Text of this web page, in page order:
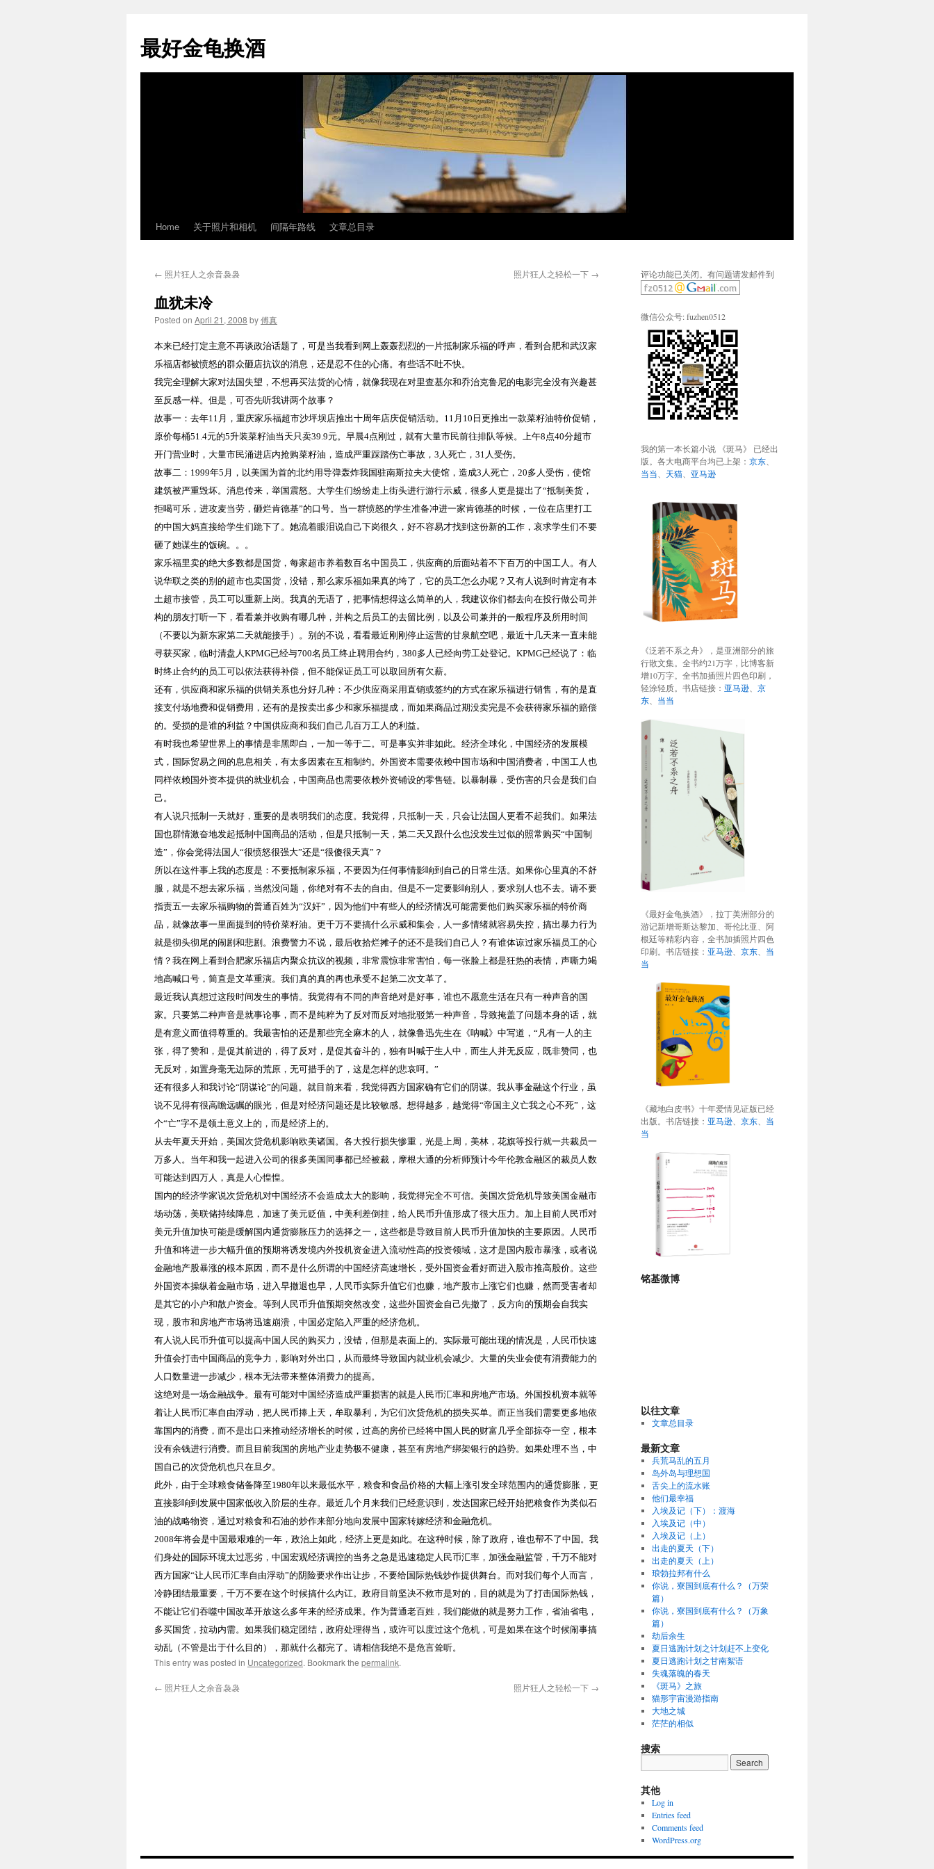
最好金龟换酒
Skip
content
Home 关于照片和相机 间隔年路线 文章总目录
← 照片狂人之余音袅袅 照片狂人之轻松一下 →
血犹未冷
Posted on April 21, 2008 by傅真
本来已经打定主意不再谈政治话题了，可是当我看到网上轰轰烈烈的一片抵制家乐福的呼声，看到合肥和武汉家
乐福店都被愤怒的群众砸店抗议的消息，还是忍不住的心痛。有些话不吐不快。
我完全理解大家对法国失望，不想再买法货的心情，就像我现在对里查基尔和乔治克鲁尼的电影完全没有兴趣甚
至反感一样。但是，可否先听我讲两个故事？
故事一：去年11 月，重庆家乐福超市沙坪坝店推出十周年店庆促销活动。 11 月 10 日更推出一款菜籽油特价促销，
原价每桶51.4元的5升装菜籽油当天只卖39.9元。早晨4点刚过，就有大量市民前往排队等候。上午8点40分超市
开门营业时，大量市民涌进店内抢购菜籽油，造成严重踩踏伤亡事故， 3 人死亡， 31 人受伤。
故事二： 1999年5 月，以美国为首的北约用导弹轰炸我国驻南斯拉夫大使馆，造成3 人死亡， 20多人受伤，使馆
建筑被严重毁坏。消息传来，举国震怒。大学生们纷纷走上街头进行游行示威，很多人更是提出了“抵制美货，
拒喝可乐，进攻麦当劳，砸烂肯德基”的口号。当一群愤怒的学生准备冲进一家肯德基的时候，一位在店里打工
的中国大妈直接给学生们跪下了。她流着眼泪说自己下岗很久，好不容易才找到这份新的工作，哀求学生们不要
砸了她谋生的饭碗。。。
家乐福里卖的绝大多数都是国货，每家超市养着数百名中国员工，供应商的后面站着不下百万的中国工人。有人
说华联之类的别的超市也卖国货，没错，那么家乐福如果真的垮了，它的员工怎么办呢？又有人说到时肯定有本
土超市接管，员工可以重新上岗。我真的无语了，把事情想得这么简单的人，我建议你们都去向在投行做公司并
构的朋友打听一下，看看兼并收购有哪几种，并构之后员工的去留比例，以及公司兼并的一般程序及所用时间
（不要以为新东家第二天就能接手）。别的不说，看看最近刚刚停止运营的甘泉航空吧，最近十几天来一直未能
寻获买家，临时清盘人KPMG已经与700名员工终止聘用合约， 380多人已经向劳工处登记。 KPMG已经说了：临
时终止合约的员工可以依法获得补偿，但不能保证员工可以取回所有欠薪。
还有，供应商和家乐福的供销关系也分好几种：不少供应商采用直销或签约的方式在家乐福进行销售，有的是直
接支付场地费和促销费用，还有的是按卖出多少和家乐福提成，而如果商品过期没卖完是不会获得家乐福的赔偿
的。受损的是谁的利益？中国供应商和我们自己几百万工人的利益。
有时我也希望世界上的事情是非黑即白，一加一等于二。可是事实并非如此。经济全球化，中国经济的发展模
式，国际贸易之间的息息相关，有太多因素在互相制约。外国资本需要依赖中国市场和中国消费者，中国工人也
同样依赖国外资本提供的就业机会，中国商品也需要依赖外资铺设的零售链。以暴制暴，受伤害的只会是我们自
己。
有人说只抵制一天就好，重要的是表明我们的态度。我觉得，只抵制一天，只会让法国人更看不起我们。如果法
国也群情激奋地发起抵制中国商品的活动，但是只抵制一天，第二天又跟什么也没发生过似的照常购买“中国制
造”，你会觉得法国人“很愤怒很强大”还是“很傻很天真”？
所以在这件事上我的态度是：不要抵制家乐福，不要因为任何事情影响到自己的日常生活。如果你心里真的不舒
服，就是不想去家乐福，当然没问题，你绝对有不去的自由。但是不一定要影响别人，要求别人也不去。请不要
指责五一去家乐福购物的普通百姓为“汉奸”，因为他们中有些人的经济情况可能需要他们购买家乐福的特价商
品，就像故事一里面提到的特价菜籽油。更千万不要搞什么示威和集会，人一多情绪就容易失控，搞出暴力行为
就是彻头彻尾的闹剧和悲剧。浪费警力不说，最后收拾烂摊子的还不是我们自己人？有谁体谅过家乐福员工的心
情？我在网上看到合肥家乐福店内聚众抗议的视频，非常震惊非常害怕，每一张脸上都是狂热的表情，声嘶力竭
地高喊口号，简直是文革重演。我们真的真的再也承受不起第二次文革了。
最近我认真想过这段时间发生的事情。我觉得有不同的声音绝对是好事，谁也不愿意生活在只有一种声音的国
家。只要第二种声音是就事论事，而不是纯粹为了反对而反对地批驳第一种声音，导致掩盖了问题本身的话，就
是有意义而值得尊重的。我最害怕的还是那些完全麻木的人，就像鲁迅先生在《呐喊》中写道，“凡有一人的主
张，得了赞和，是促其前进的，得了反对，是促其奋斗的，独有叫喊于生人中，而生人并无反应，既非赞同，也
无反对，如置身毫无边际的荒原，无可措手的了，这是怎样的悲哀呵。”
还有很多人和我讨论“阴谋论”的问题。就目前来看，我觉得西方国家确有它们的阴谋。我从事金融这个行业，虽
说不见得有很高瞻远瞩的眼光，但是对经济问题还是比较敏感。想得越多，越觉得“帝国主义亡我之心不死”，这
个“亡”字不是领土意义上的，而是经济上的。
从去年夏天开始，美国次贷危机影响欧美诸国。各大投行损失惨重，光是上周，美林，花旗等投行就一共裁员一
万多人。当年和我一起进入公司的很多美国同事都已经被裁， 摩根大通的分析师预计今年伦敦金融区的裁员人数
可能达到四万人，真是人心惶惶。
国内的经济学家说次贷危机对中国经济不会造成太大的影响，我觉得完全不可信。美国次贷危机导致美国金融市
场动荡，美联储持续降息，加速了美元贬值，中美利差倒挂，给人民币升值形成了很大压力。加上目前人民币对
美元升值加快可能是缓解国内通货膨胀压力的选择之一，这些都是导致目前人民币升值加快的主要原因。人民币
升值和将进一步大幅升值的预期将诱发境内外投机资金进入流动性高的投资领域，这才是国内股市暴涨，或者说
金融地产股暴涨的根本原因，而不是什么所谓的中国经济高速增长，受外国资金看好而进入股市推高股价。这些
外国资本操纵着金融市场，进入早撤退也早，人民币实际升值它们也赚，地产股市上涨它们也赚，然而受害者却
是其它的小户和散户资金。等到人民币升值预期突然改变，这些外国资金自己先撤了，反方向的预期会自我实
现， 股市和房地产市场将迅速崩溃，中国必定陷入严重的经济危机。
有人说人民币升值可以提高中国人民的购买力，没错，但那是表面上的。实际最可能出现的情况是，人民币快速
升值会打击中国商品的竞争力，影响对外出口，从而最终导致国内就业机会减少。大量的失业会使有消费能力的
人口数量进一步减少，根本无法带来整体消费力的提高。
这绝对是一场金融战争。最有可能对中国经济造成严重损害的就是人民币汇率和房地产市场。外国投机资本就等
着让人民币汇率自由浮动，把人民币捧上天，牟取暴利，为它们次贷危机的损失买单。而正当我们需要更多地依
靠国内的消费，而不是出口来推动经济增长的时候，过高的房价已经将中国人民的财富几乎全部掠夺一空，根本
没有余钱进行消费。而且目前我国的房地产业走势极不健康，甚至有房地产绑架银行的趋势。如果处理不当，中
国自己的次贷危机也只在旦夕。
此外，由于全球粮食储备降至1980年以来最低水平，粮食和食品价格的大幅上涨引发全球范围内的通货膨胀，更
直接影响到发展中国家低收入阶层的生存。最近几个月来我们已经意识到，发达国家已经开始把粮食作为类似石
油的战略物资，通过对粮食和石油的炒作来部分地向发展中国家转嫁经济和金融危机。
2008年将会是中国最艰难的一年，政治上如此，经济上更是如此。在这种时候，除了政府，谁也帮不了中国。我
们身处的国际环境太过恶劣，中国宏观经济调控的当务之急是迅速稳定人民币汇率，加强金融监管，千万不能对
西方国家“让人民币汇率自由浮动”的阴险要求作出让步，不要给国际热钱炒作提供舞台。而对我们每个人而言，
冷静团结最重要，千万不要在这个时候搞什么内讧。政府目前坚决不救市是对的，目的就是为了打击国际热钱，
不能让它们吞噬中国改革开放这么多年来的经济成果。作为普通老百姓，我们能做的就是努力工作，省油省电，
多买国货，拉动内需。如果我们稳定团结，政府处理得当，或许可以度过这个危机，可是如果在这个时候闹事搞
动乱（不管是出于什么目的），那就什么都完了。请相信我绝不是危言耸听。
This entry was posted in Uncategorized. Bookmark the permalink.
← 照片狂人之余音袅袅 照片狂人之轻松一下 →
评论功能已关闭。有问题请发邮件到
微信公众号: fuzhen0512
我的第一本长篇小说 《斑马》 已经出
版。各大电商平台均已上架： 京东
当当
天猫 亚马逊
《泛若不系之舟》，是亚洲部分的旅
行散文集。全书约21万字，比博客新
增10万字。全书加插照片四色印刷，
轻涂轻质。书店链接： 亚马逊
京
东
当当
《最好金龟换酒》，拉丁美洲部分的
游记新增哥斯达黎加、哥伦比亚、阿
根廷等精彩内容，全书加插照片四色
印刷。书店链接： 亚马逊 京东
当
当
《藏地白皮书》十年爱情见证版已经
出版。书店链接： 亚马逊 京东
当
当
铭基微博
以往文章
文章总目录
最新文章
兵荒马乱的五月
岛外岛与理想国
舌尖上的流水账
他们最幸福
入埃及记（下）：渡海
入埃及记（中）
入埃及记（上）
出走的夏天（下）
出走的夏天（上）
琅勃拉邦有什么
你说，寮国到底有什么？（万荣
篇）
你说，寮国到底有什么？（万象
篇）
劫后余生
夏日逃跑计划之计划赶不上变化
夏日逃跑计划之甘南絮语
失魂落魄的春天
《斑马》之旅
猫形宇宙漫游指南
大地之城
茫茫的相似
搜索
其他
Log in
Entries feed
Comments feed
WordPress.org